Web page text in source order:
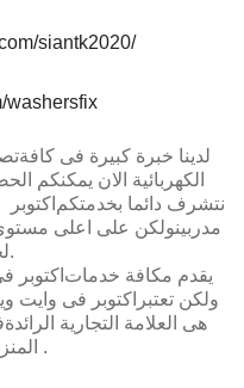
siantk2020/
washersfix
لدينا خبرة كبيرة فى
الكهربائية الان يمكنكم
اكتوبر نتشرف دائما بخدمتكم
مدربينولكن على اعلى
.
اكتوبر يقدم مكافة خدمات
وايت فى اكتوبر ولكن تعتبر
هى العلامة التجارية
.